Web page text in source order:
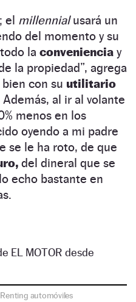
el millennialusará un
del momento y su
la conveniencia y
la propiedad”, agrega
con su utilitario
al ir al volante
menos en los
oyendo a mi padre
se le ha roto, de que
del dineral que se
echo bastante en
EL MOTOR desde
Renting automóviles